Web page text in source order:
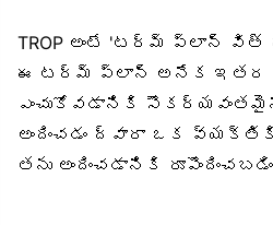
TROP అంటే 'టర్మ్ ప్లాన్
ఈ టర్మ్ ప్లాన్ అనేక ఇతర
ఎంచుకోవడానికి
అందించడం ద్వారా ఒక
తను అందించడానికి